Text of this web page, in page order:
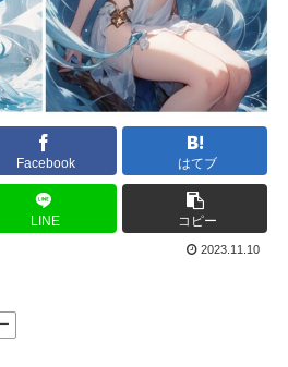
Facebook はてブ
LINE コピー
2023.11.10